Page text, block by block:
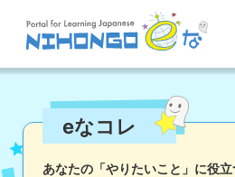
読む 書く
eなコレ
あなたの「やりたいこと」に役立